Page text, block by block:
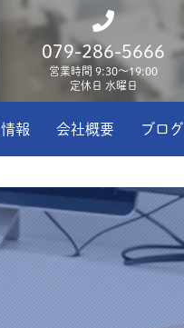
079-286-5666
営業時間 9:30～19:00
定休日 水曜日
報 会社概要 ブログ